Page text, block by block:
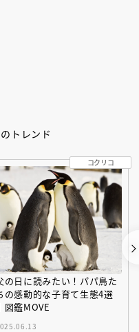
トレンド
の日に読みたい！パパ鳥た
の感動的な子育て生態4選
｜図鑑MOVE
コクリコ